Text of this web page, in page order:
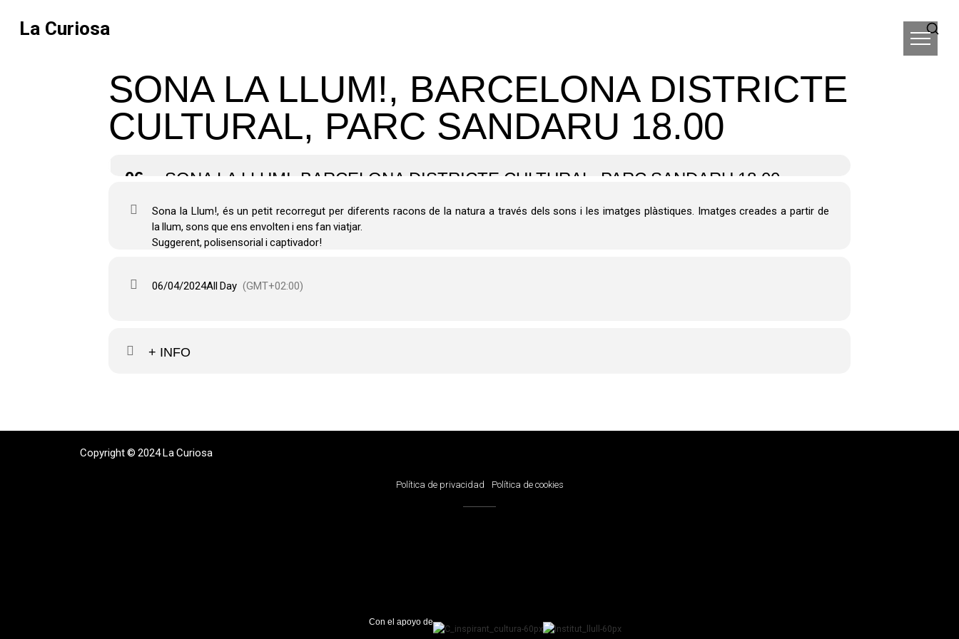
La Curiosa
SONA LA LLUM!, BARCELONA DISTRICTE
CULTURAL, PARC SANDARU 18.00
06 SONA LA LLUM!, BARCELONA DISTRICTE CULTURAL, PARC SANDARU 18.00
Sona la Llum!, és un petit recorregut per diferents racons de la natura a través dels sons i les imatges plàstiques. Imatges creades a partir de
la llum, sons que ens envolten i ens fan viatjar.
Suggerent, polisensorial i captivador!
06/04/2024All Day (GMT+02:00)
+ INFO
Copyright © 2024 La Curiosa
Política de privacidad Política de cookies
Con el apoyo de